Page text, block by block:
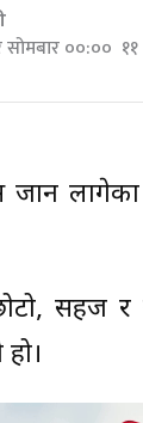
सोमबार ००:००
लागेका
सहज